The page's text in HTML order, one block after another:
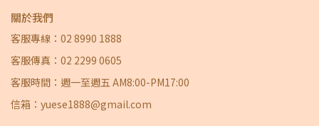
關於我們
客服專線：02 8990 1888
客服傳真：02 2299 0605
客服時間：週一至週五 AM8:00-PM17:00
信箱：yuese1888@gmail.com